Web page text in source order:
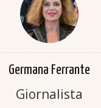
Germana Ferrante
Giornalista